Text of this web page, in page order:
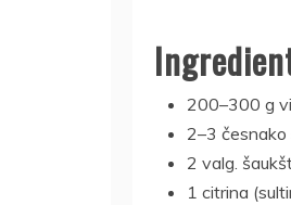
200–300 g
2–3 česnako
2 valg.
1 citrina